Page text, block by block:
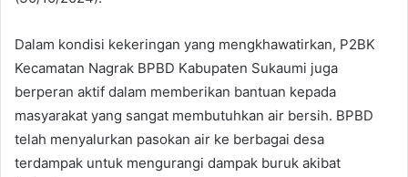
Dalam kondisi kekeringan yang mengkhawatirkan, P2BK
Kecamatan Nagrak BPBD Kabupaten Sukaumi juga
berperan aktif dalam memberikan bantuan kepada
masyarakat yang sangat membutuhkan air bersih. BPBD
telah menyalurkan pasokan air ke berbagai desa
terdampak untuk mengurangi dampak buruk akibat